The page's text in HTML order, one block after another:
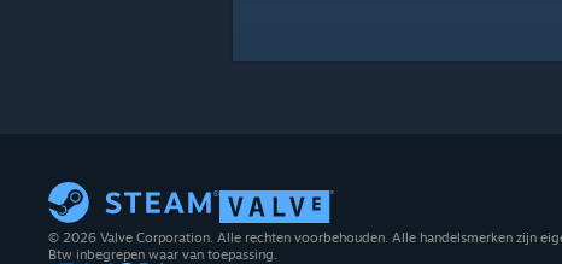
© 2026 Valve Corporation. Alle rechten voorbehouden. Alle handelsmerken zijn
Btw inbegrepen waar van toepassing.